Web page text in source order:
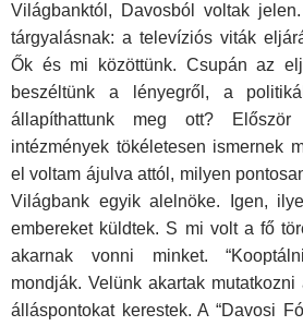
Világbanktól, Davosból voltak
tárgyalásnak: a televíziós viták
Ők és mi közöttünk. Csupán az
beszéltünk a lényegről, a
állapíthattunk meg ott?
intézmények tökéletesen ismernek
el voltam ájulva attól, milyen
Világbank egyik alelnöke. Igen,
embereket küldtek. S mi volt a fő
akarnak vonni minket.
mondják. Velünk akartak
álláspontokat kerestek. A “Davosi